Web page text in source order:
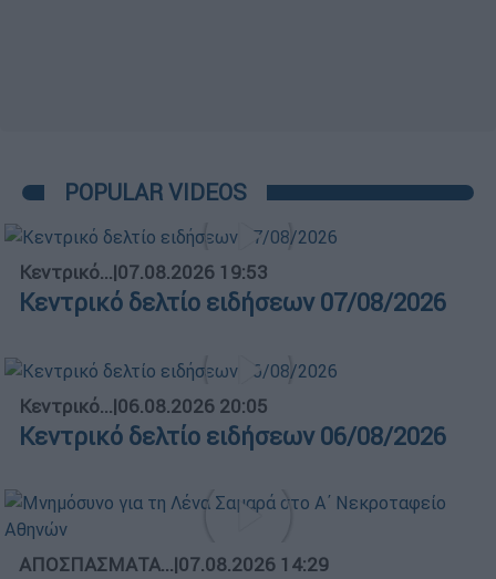
POPULAR VIDEOS
Κεντρικό...|07.08.2026 19:53
Κεντρικό δελτίο ειδήσεων 07/08/2026
Κεντρικό...|06.08.2026 20:05
Κεντρικό δελτίο ειδήσεων 06/08/2026
ΑΠΟΣΠΑΣΜΑΤΑ...|07.08.2026 14:29